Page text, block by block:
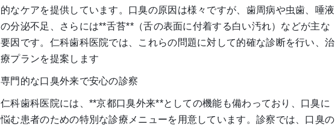
的なケアを提供しています。口臭の原因は様々ですが、歯周病や虫歯、唾液
の分泌不足、さらには**舌苔**（舌の表面に付着する白い汚れ）などが主な
要因です。仁科歯科医院では、これらの問題に対して的確な診断を行い、治
療プランを提案します
専門的な口臭外来で安心の診察
仁科歯科医院には、**京都口臭外来**としての機能も備わっており、口臭に
悩む患者のための特別な診療メニューを用意しています。診察では、口臭の